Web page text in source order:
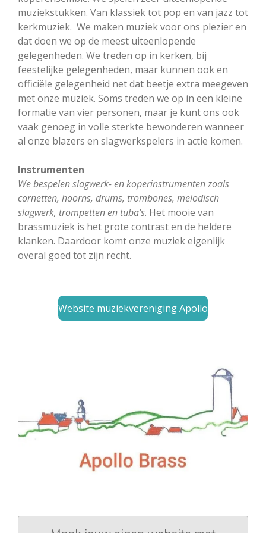
muziekstukken. Van klassiek tot pop en van jazz tot
kerkmuziek. We maken muziek voor ons plezier en
dat doen we op de meest uiteenlopende
gelegenheden. We treden op in kerken, bij
feestelijke gelegenheden, maar kunnen ook en
officiële gelegenheid net dat beetje extra meegeven
met onze muziek. Soms treden we op in een kleine
formatie van vier personen, maar je kunt ons ook
vaak genoeg in volle sterkte bewonderen wanneer
al onze blazers en slagwerkspelers in actie komen.
Instrumenten
We bespelen slagwerk- en koperinstrumenten zoals
cornetten, hoorns, drums, trombones, melodisch
slagwerk, trompetten en tuba’s. Het mooie van
brassmuziek is het grote contrast en de heldere
klanken. Daardoor komt onze muziek eigenlijk
overal goed tot zijn recht.
Website muziekvereniging Apollo